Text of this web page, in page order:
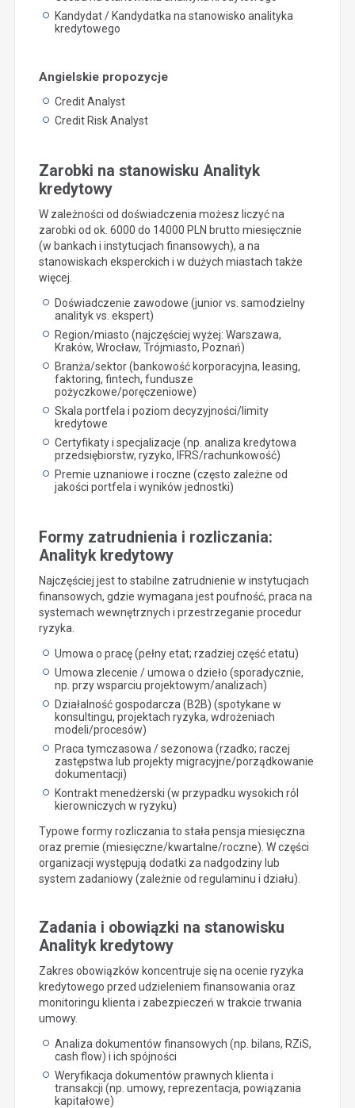
Kandydat / Kandydatka na stanowisko analityka
kredytowego
Angielskie propozycje
Credit Analyst
Credit Risk Analyst
Zarobki na stanowisku Analityk
kredytowy
W zależności od doświadczenia możesz liczyć na
zarobki od ok. 6000 do 14000 PLN brutto miesięcznie
(w bankach i instytucjach finansowych), a na
stanowiskach eksperckich i w dużych miastach także
więcej.
Doświadczenie zawodowe (junior vs. samodzielny
analityk vs. ekspert)
Region/miasto (najczęściej wyżej: Warszawa,
Kraków, Wrocław, Trójmiasto, Poznań)
Branża/sektor (bankowość korporacyjna, leasing,
faktoring, fintech, fundusze
pożyczkowe/poręczeniowe)
Skala portfela i poziom decyzyjności/limity
kredytowe
Certyfikaty i specjalizacje (np. analiza kredytowa
przedsiębiorstw, ryzyko, IFRS/rachunkowość)
Premie uznaniowe i roczne (często zależne od
jakości portfela i wyników jednostki)
Formy zatrudnienia i rozliczania:
Analityk kredytowy
Najczęściej jest to stabilne zatrudnienie w instytucjach
finansowych, gdzie wymagana jest poufność, praca na
systemach wewnętrznych i przestrzeganie procedur
ryzyka.
Umowa o pracę (pełny etat; rzadziej część etatu)
Umowa zlecenie / umowa o dzieło (sporadycznie,
np. przy wsparciu projektowym/analizach)
Działalność gospodarcza (B2B) (spotykane w
konsultingu, projektach ryzyka, wdrożeniach
modeli/procesów)
Praca tymczasowa / sezonowa (rzadko; raczej
zastępstwa lub projekty migracyjne/porządkowanie
dokumentacji)
Kontrakt menedżerski (w przypadku wysokich ról
kierowniczych w ryzyku)
Typowe formy rozliczania to stała pensja miesięczna
oraz premie (miesięczne/kwartalne/roczne). W części
organizacji występują dodatki za nadgodziny lub
system zadaniowy (zależnie od regulaminu i działu).
Zadania i obowiązki na stanowisku
Analityk kredytowy
Zakres obowiązków koncentruje się na ocenie ryzyka
kredytowego przed udzieleniem finansowania oraz
monitoringu klienta i zabezpieczeń w trakcie trwania
umowy.
Analiza dokumentów finansowych (np. bilans, RZiS,
cash flow) i ich spójności
Weryfikacja dokumentów prawnych klienta i
transakcji (np. umowy, reprezentacja, powiązania
kapitałowe)